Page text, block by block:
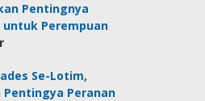
Pentingnya
Perempuan
Se-Lotim,
Peranan